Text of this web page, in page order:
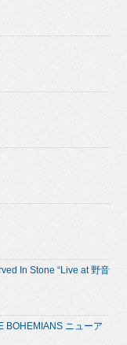
In Stone “Live at 野音
BOHEMIANS ニューア